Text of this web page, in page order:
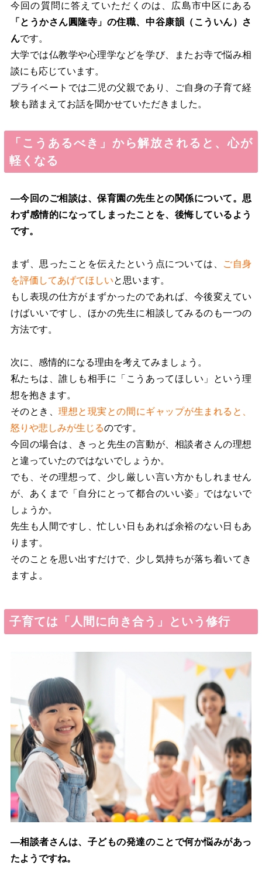
今回の質問に答えていただくのは、広島市中区にある
「とうかさん圓隆寺」の住職、中谷康韻（こういん）さ
んです。
大学では仏教学や心理学などを学び、またお寺で悩み相
談にも応じています。
プライベートでは二児の父親であり、ご自身の子育て経
験も踏まえてお話を聞かせていただきました。
「こうあるべき」から解放されると、心が
軽くなる
―今回のご相談は、保育園の先生との関係について。思
わず感情的になってしまったことを、後悔しているよう
です。
まず、思ったことを伝えたという点については、
ご自身
を評価してあげてほしいと思います。
もし表現の仕方がまずかったのであれば、今後変えてい
けばいいですし、ほかの先生に相談してみるのも一つの
方法です。
次に、感情的になる理由を考えてみましょう。
私たちは、誰しも相手に「こうあってほしい」という理
想を抱きます。
そのとき、理想と現実との間にギャップが生まれると、
怒りや悲しみが生じるのです。
今回の場合は、きっと先生の言動が、相談者さんの理想
と違っていたのではないでしょうか。
でも、その理想って、少し厳しい言い方かもしれません
が、あくまで「自分にとって都合のいい姿」ではないで
しょうか。
先生も人間ですし、忙しい日もあれば余裕のない日もあ
ります。
そのことを思い出すだけで、少し気持ちが落ち着いてき
ますよ。
子育ては「人間に向き合う」という修行
―相談者さんは、子どもの発達のことで何か悩みがあっ
たようですね。